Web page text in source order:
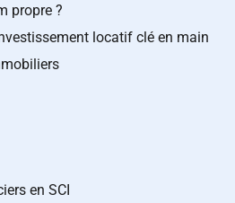
propre ?
locatif clé en main
en SCI